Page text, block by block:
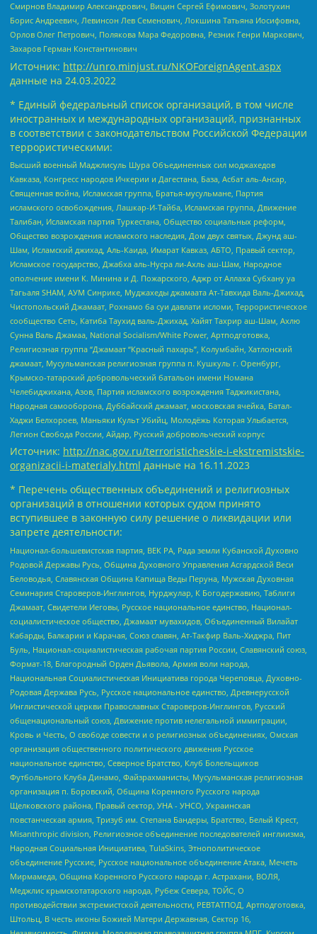
Смирнов Владимир Александрович, Вицин Сергей Ефимович, Золотухин
Борис Андреевич, Левинсон Лев Семенович, Локшина Татьяна Иосифовна,
Орлов Олег Петрович, Полякова Мара Федоровна, Резник Генри Маркович,
Захаров Герман Константинович
Источник: http://unro.minjust.ru/NKOForeignAgent.aspx
данные на 24.03.2022
* Единый федеральный список организаций, в том числе
иностранных и международных организаций, признанных
в соответствии с законодательством Российской Федерации
террористическими:
Высший военный Маджлисуль Шура Объединенных сил моджахедов
Кавказа, Конгресс народов Ичкерии и Дагестана, База, Асбат аль-Ансар,
Священная война, Исламская группа, Братья-мусульмане, Партия
исламского освобождения, Лашкар-И-Тайба, Исламская группа, Движение
Талибан, Исламская партия Туркестана, Общество социальных реформ,
Общество возрождения исламского наследия, Дом двух святых, Джунд аш-
Шам, Исламский джихад, Аль-Каида, Имарат Кавказ, АБТО, Правый сектор,
Исламское государство, Джабха аль-Нусра ли-Ахль аш-Шам, Народное
ополчение имени К. Минина и Д. Пожарского, Аджр от Аллаха Субхану уа
Тагьаля SHAM, АУМ Синрике, Муджахеды джамаата Ат-Тавхида Валь-Джихад,
Чистопольский Джамаат, Рохнамо ба суи давлати исломи, Террористическое
сообщество Сеть, Катиба Таухид валь-Джихад, Хайят Тахрир аш-Шам, Ахлю
Сунна Валь Джамаа, National Socialism/White Power, Артподготовка,
Религиозная группа “Джамаат “Красный пахарь”, Колумбайн, Хатлонский
джамаат, Мусульманская религиозная группа п. Кушкуль г. Оренбург,
Крымско-татарский добровольческий батальон имени Номана
Челебиджихана, Азов, Партия исламского возрождения Таджикистана,
Народная самооборона, Дуббайский джамаат, московская ячейка, Батал-
Хаджи Белхороев, Маньяки Культ Убийц, Молодёжь Которая Улыбается,
Легион Свобода России, Айдар, Русский добровольческий корпус
Источник: http://nac.gov.ru/terroristicheskie-i-ekstremistskie-
organizacii-i-materialy.html данные на 16.11.2023
* Перечень общественных объединений и религиозных
организаций в отношении которых судом принято
вступившее в законную силу решение о ликвидации или
запрете деятельности:
Национал-большевистская партия, ВЕК РА, Рада земли Кубанской Духовно
Родовой Державы Русь, Община Духовного Управления Асгардской Веси
Беловодья, Славянская Община Капища Веды Перуна, Мужская Духовная
Семинария Староверов-Инглингов, Нурджулар, К Богодержавию, Таблиги
Джамаат, Свидетели Иеговы, Русское национальное единство, Национал-
социалистическое общество, Джамаат мувахидов, Объединенный Вилайат
Кабарды, Балкарии и Карачая, Союз славян, Ат-Такфир Валь-Хиджра, Пит
Буль, Национал-социалистическая рабочая партия России, Славянский союз,
Формат-18, Благородный Орден Дьявола, Армия воли народа,
Национальная Социалистическая Инициатива города Череповца, Духовно-
Родовая Держава Русь, Русское национальное единство, Древнерусской
Инглистической церкви Православных Староверов-Инглингов, Русский
общенациональный союз, Движение против нелегальной иммиграции,
Кровь и Честь, О свободе совести и о религиозных объединениях, Омская
организация общественного политического движения Русское
национальное единство, Северное Братство, Клуб Болельщиков
Футбольного Клуба Динамо, Файзрахманисты, Мусульманская религиозная
организация п. Боровский, Община Коренного Русского народа
Щелковского района, Правый сектор, УНА - УНСО, Украинская
повстанческая армия, Тризуб им. Степана Бандеры, Братство, Белый Крест,
Misanthropic division, Религиозное объединение последователей инглиизма,
Народная Социальная Инициатива, TulaSkins, Этнополитическое
объединение Русские, Русское национальное объединение Атака, Мечеть
Мирмамеда, Община Коренного Русского народа г. Астрахани, ВОЛЯ,
Меджлис крымскотатарского народа, Рубеж Севера, ТОЙС, О
противодействии экстремистской деятельности, РЕВТАТПОД, Артподготовка,
Штольц, В честь иконы Божией Матери Державная, Сектор 16,